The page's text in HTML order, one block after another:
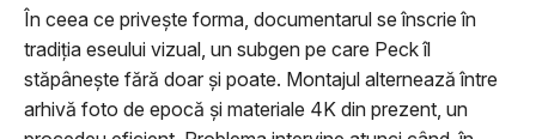
În ceea ce privește forma, documentarul se înscrie în
tradiția eseului vizual, un subgen pe care Peck îl
stăpânește fără doar și poate. Montajul alternează între
arhivă foto de epocă și materiale 4K din prezent, un